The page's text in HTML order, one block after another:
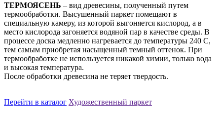
ТЕРМОЯСЕНЬ – вид древесины, полученный путем
термообработки. Высушенный паркет помещают в
специальную камеру, из которой выгоняется кислород, а в
место кислорода загоняется водяной пар в качестве среды. В
процессе доска медленно нагревается до температуры 240 С,
тем самым приобретая насыщенный темный оттенок. При
термообработке не используется никакой химии, только вода
и высокая температура.
После обработки древесина не теряет твердость.
Перейти в каталог Художественный паркет